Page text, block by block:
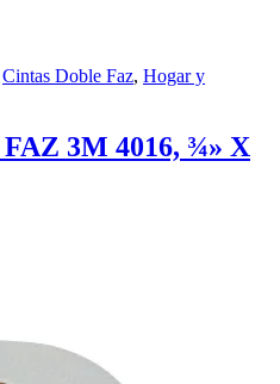
Cintas Doble Faz, Hogar y
3M 4016, ¾» X